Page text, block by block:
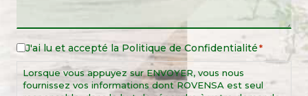
Legal
J'ai lu et accepté la Politique de Confidentialité*
Lorsque vous appuyez sur ENVOYER, vous nous
fournissez vos informations dont ROVENSA est seul